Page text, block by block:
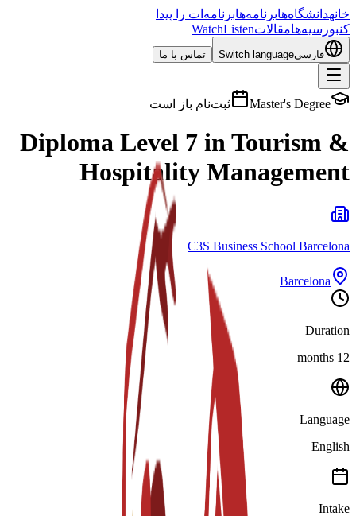
خانهدانشگاه‌هابرنامه‌هابرنامه‌ات را پیدا
کنبورسیه‌هامقالات WatchListen
فارسیSwitch language تماس با ما
Master's Degree ثبت‌نام باز است
Diploma Level 7 in Tourism &
Hospitality Management
C3S Business School Barcelona
Barcelona
Duration
12 months
Language
English
Intake